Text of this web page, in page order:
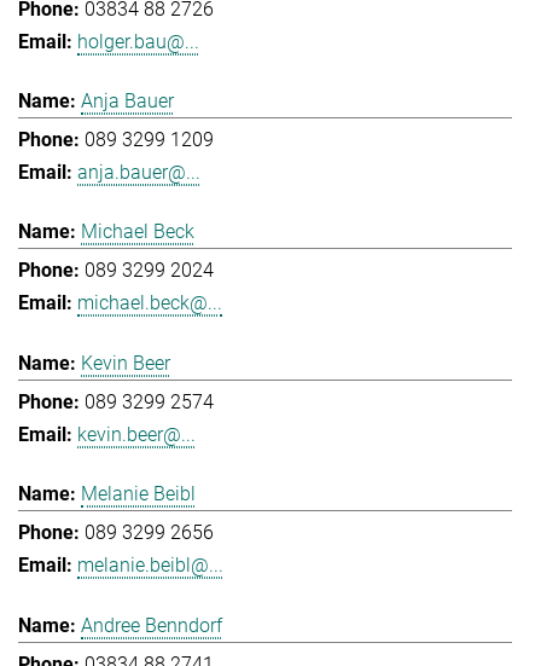
03834 88 2726
holger.bau@...
Anja Bauer
089 3299 1209
anja.bauer@...
Michael Beck
089 3299 2024
michael.beck@...
Kevin Beer
089 3299 2574
kevin.beer@...
Melanie Beibl
089 3299 2656
melanie.beibl@...
Andree Benndorf